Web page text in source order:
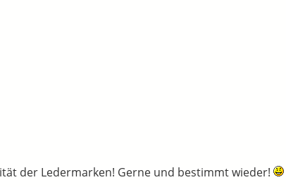
der Ledermarken! Gerne und bestimmt wieder!